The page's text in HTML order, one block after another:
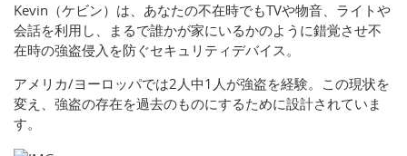
Kevin（ケビン）は、あなたの不在時でもTVや物音、ライトや
会話を利用し、まるで誰かが家にいるかのように錯覚させ不
在時の強盗侵入を防ぐセキュリティデバイス。
アメリカ/ヨーロッパでは2人中1人が強盗を経験。この現状を
変え、強盗の存在を過去のものにするために設計されていま
す。